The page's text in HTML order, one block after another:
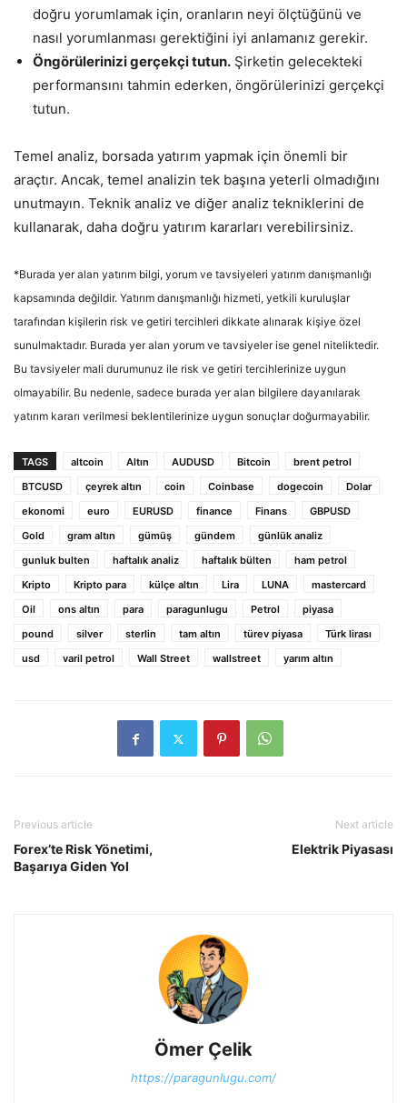
doğru yorumlamak için, oranların neyi ölçtüğünü ve
nasıl yorumlanması gerektiğini iyi anlamanız gerekir.
Öngörülerinizi gerçekçi tutun. Şirketin gelecekteki
performansını tahmin ederken, öngörülerinizi gerçekçi
tutun.
Temel analiz, borsada yatırım yapmak için önemli bir
araçtır. Ancak, temel analizin tek başına yeterli olmadığını
unutmayın. Teknik analiz ve diğer analiz tekniklerini de
kullanarak, daha doğru yatırım kararları verebilirsiniz.
*Burada yer alan yatırım bilgi, yorum ve tavsiyeleri yatırım danışmanlığı
kapsamında değildir. Yatırım danışmanlığı hizmeti, yetkili kuruluşlar
tarafından kişilerin risk ve getiri tercihleri dikkate alınarak kişiye özel
sunulmaktadır. Burada yer alan yorum ve tavsiyeler ise genel niteliktedir.
Bu tavsiyeler mali durumunuz ile risk ve getiri tercihlerinize uygun
olmayabilir. Bu nedenle, sadece burada yer alan bilgilere dayanılarak
yatırım kararı verilmesi beklentilerinize uygun sonuçlar doğurmayabilir.
TAGS altcoin Altın AUDUSD Bitcoin
brent petrol
BTCUSD
çeyrek altın coin Coinbase dogecoin
Dolar
ekonomi
euro EURUSD finance Finans
GBPUSD
Gold
gram altın gümüş gündem
günlük analiz
gunluk bulten
haftalık analiz haftalık bülten
ham petrol
Kripto
Kripto para külçe altın Lira LUNA
mastercard
Oil
ons altın para paragunlugu Petrol
piyasa
pound
silver sterlin tam altın türev piyasa
Türk lirası
usd
varil petrol Wall Street wallstreet yarım altın
Previous article
Forex’te Risk Yönetimi,
Başarıya Giden Yol
Next article
Elektrik Piyasası
Ömer Çelik
https://paragunlugu.com/